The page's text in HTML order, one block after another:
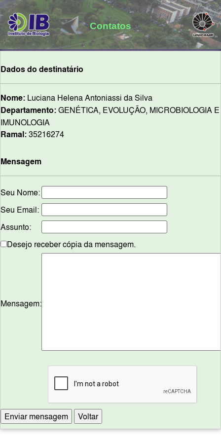
Contatos
Dados do destinatário
Nome: Luciana Helena Antoniassi da Silva
Departamento:GENÉTICA, EVOLUÇÃO, MICROBIOLOGIA E
IMUNOLOGIA
Ramal:35216274
Mensagem
Seu Nome:
Seu Email:
Assunto:
Desejo receber cópia da mensagem.
Mensagem: